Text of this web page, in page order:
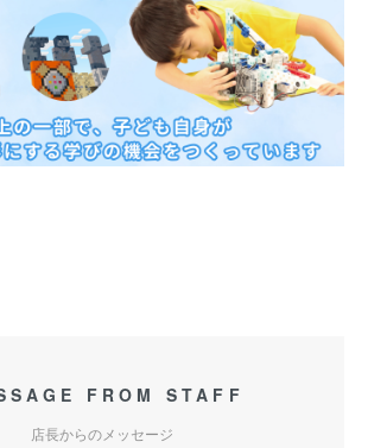
FROM STAFF
店長からのメッセージ